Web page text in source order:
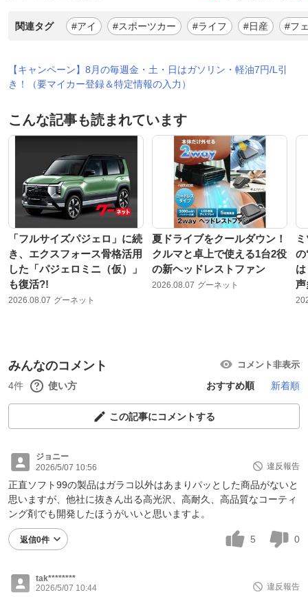
関連タグ #アイ #スポーツカー #ライフ #日産 #フ
【キャンペーン】8月の毎週金・土・日はガソリン・軽油7円/L引
き！（要マイカー登録＆特定情報の入力）
こんな記事も読まれています
「フルサイズパジェロ」に続
き、エクスフォース骨格活用
した「パジェロミニ（仮）」
も復活?!
2026.08.07 グーネット
夏ドライブをクールダウン！
クルマと卓上で使える1台2役
の新ヘッドレストファン
2026.08.07 グーネット
の
声
みんなのコメント コメント非表示
4件 使い方 おすすめ順 新着順
この記事にコメントする
ジョニー
2026/5/07 10:56
違反報告
正直ソフト99の製品はガラコ以外はあまりパッとした商品がないと
思いますが、他社に抜きん出る高光沢、高耐久、高品質なコーティ
ング剤でも開発したほうがいいと思いますよ。
返信0件 5 0
tak********
2026/5/07 10:44
違反報告